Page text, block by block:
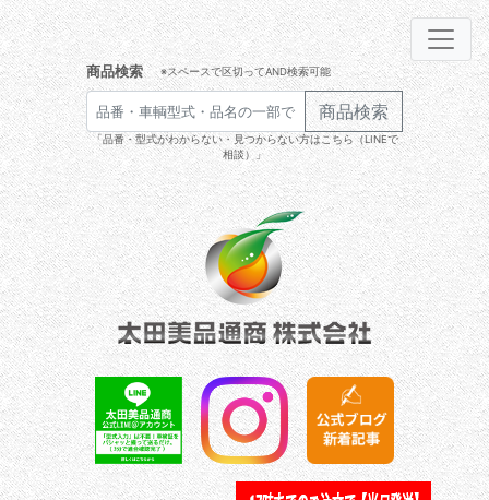
商品検索 ※スペースで区切ってAND検索可能
商品検索
「品番・型式がわからない・見つからない方はこちら（LINEで
相談）」